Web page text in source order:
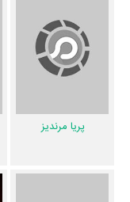
اگر از تصویربرداری
بهتر است بدانید مدیر
درباره ضرباهنگ و
به‌گوشتان نشسته و یا از
حوالی من یعنی
فرخ فدایی
گریم فیلم پرسه در حوالی
پریا مرندیز